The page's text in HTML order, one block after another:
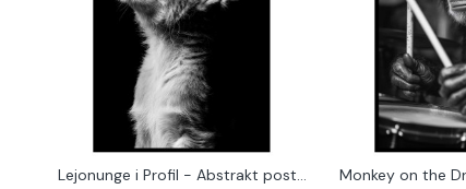
Lejonunge i Profil - Abstrakt poster i svartvitt